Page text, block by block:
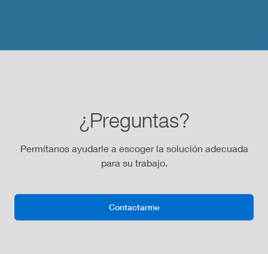
¿Preguntas?
Permítanos ayudarle a escoger la solución adecuada
para su trabajo.
Contactarme